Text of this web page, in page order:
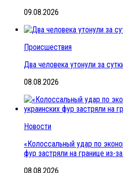
09.08.2026
Происшествия
Два человека утонули за
08.08.2026
Новости
«Колоссальный удар по
фур застряли на границе из-
08.08.2026